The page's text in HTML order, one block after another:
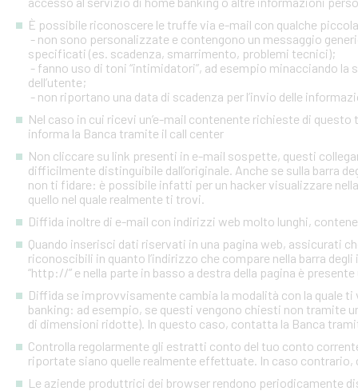
È possibile riconoscere le truffe via e-mail con qualche
- non sono personalizzate e contengono un messaggio
specificati (es. scadenza, smarrimento, problemi tecnici);
- fanno uso di toni “intimidatori”, ad esempio minacciando
dell’utente;
- non riportano una data di scadenza per l’invio delle
Nel caso in cui ricevi un’e-mail contenente richieste di
informa la Banca tramite il call center
Non cliccare su link presenti in e-mail sospette, questi
difficilmente distinguibile dall’originale. Anche se sulla barra
non ti fidare: è possibile infatti per un hacker visualizzare
quello nel quale realmente ti trovi.
Diffida inoltre di e-mail con indirizzi web molto lunghi,
Quando inserisci dati riservati in una pagina web, assicurati
riconoscibili in quanto l’indirizzo che compare nella barra
“http://” e nella parte in basso a destra della pagina è
Diffida se improvvisamente cambia la modalità con la quale
banking: ad esempio, se questi vengono chiesti non tramite
di dimensioni ridotte). In questo caso, contatta la Banca
Controlla regolarmente gli estratti conto del tuo conto
riportate siano quelle realmente effettuate. In caso
Le aziende produttrici dei browser rendono periodicamente